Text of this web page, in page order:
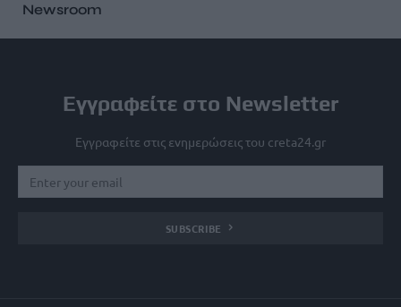
Newsroom
Εγγραφείτε στο Newsletter
Εγγραφείτε στις ενημερώσεις του creta24.gr
SUBSCRIBE